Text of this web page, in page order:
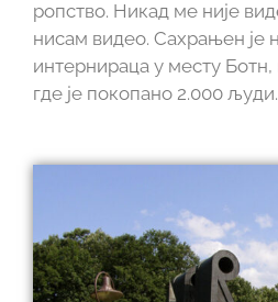
ропство. Никад ме није
нисам видео. Сахрањен је
интернираца у месту Ботн,
где је покопано 2.000 људи.